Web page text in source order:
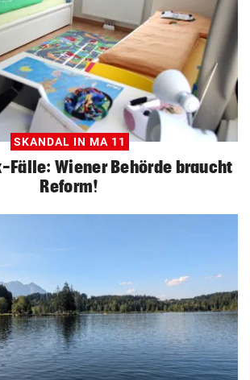
SKANDAL IN MA 11
Fälle: Wiener Behörde braucht
Reform!